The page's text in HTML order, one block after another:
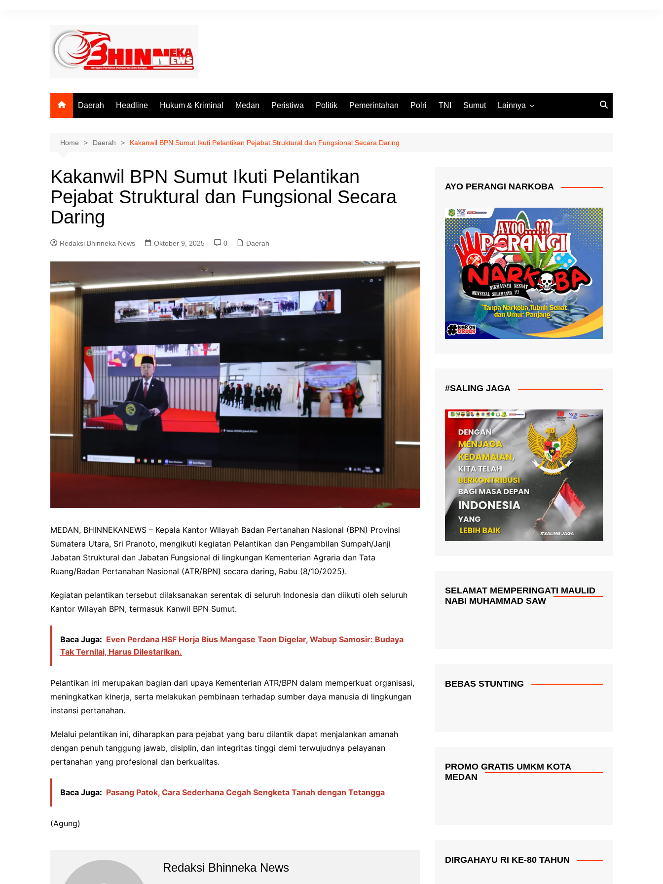
Daerah Headline Hukum & Kriminal Medan Peristiwa Politik Pemerintahan Polri TNI Sumut Lainnya
Home Daerah Kakanwil BPN Sumut Ikuti Pelantikan Pejabat Struktural dan Fungsional Secara Daring
Kakanwil BPN Sumut Ikuti Pelantikan
Pejabat Struktural dan Fungsional Secara
Daring
Redaksi Bhinneka News Oktober 9, 2025 0 Daerah
MEDAN, BHINNEKANEWS – Kepala Kantor Wilayah Badan Pertanahan Nasional (BPN) Provinsi
Sumatera Utara, Sri Pranoto, mengikuti kegiatan Pelantikan dan Pengambilan Sumpah/Janji
Jabatan Struktural dan Jabatan Fungsional di lingkungan Kementerian Agraria dan Tata
Ruang/Badan Pertanahan Nasional (ATR/BPN) secara daring, Rabu (8/10/2025).
Kegiatan pelantikan tersebut dilaksanakan serentak di seluruh Indonesia dan diikuti oleh seluruh
Kantor Wilayah BPN, termasuk Kanwil BPN Sumut.
Baca Juga: Even Perdana HSF Horja Bius Mangase Taon Digelar, Wabup Samosir: Budaya
Tak Ternilai, Harus Dilestarikan.
Pelantikan ini merupakan bagian dari upaya Kementerian ATR/BPN dalam memperkuat organisasi,
meningkatkan kinerja, serta melakukan pembinaan terhadap sumber daya manusia di lingkungan
instansi pertanahan.
Melalui pelantikan ini, diharapkan para pejabat yang baru dilantik dapat menjalankan amanah
dengan penuh tanggung jawab, disiplin, dan integritas tinggi demi terwujudnya pelayanan
pertanahan yang profesional dan berkualitas.
Baca Juga: Pasang Patok, Cara Sederhana Cegah Sengketa Tanah dengan Tetangga
(Agung)
Redaksi Bhinneka News
AYO PERANGI NARKOBA
#SALING JAGA
SELAMAT MEMPERINGATI MAULID
NABI MUHAMMAD SAW
BEBAS STUNTING
PROMO GRATIS UMKM KOTA
MEDAN
DIRGAHAYU RI KE-80 TAHUN